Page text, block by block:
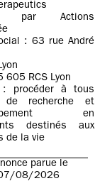
par Actions
: 63 rue André
605 RCS Lyon
: procéder à tous
de recherche et
en
destinés aux
de la vie
parue le
08/2026